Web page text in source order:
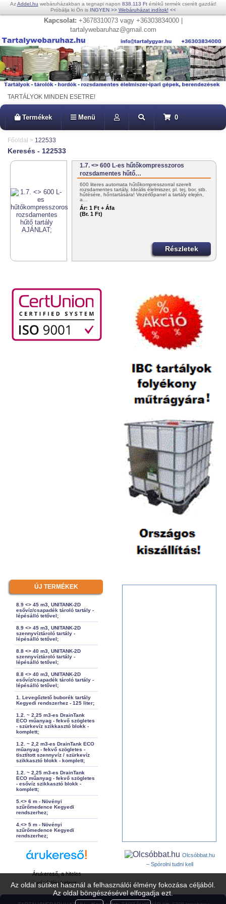
Az oldal sütiket használ a felhasználói élmény fokozása céljából.
Az oldal böngészésével elfogadja ezt.
AzAddel.hu webáruházakban a tegnapi napon 838.113 Ftértékű termék cserélt gazdát!
Próbálja ki Ön is INGYEN >> Webáruházat indítok! <<
Kapcsolat: +3678310073 vagy +36303834000 |
tartalywebaruhaz@gmail.com
TARTÁLYOK MINDEN ESETRE!
Termékek Menü 0
Főoldal > 122533
Keresés - 122533
1.7. <> 600 L-es hűtőkompresszoros
rozsdamentes hűtő…
600 literes automata hűtőkompresszorral szerelt
rozsdamentes tartály. Ideális élelmiszer, pl. tej, bor, stb.
hűtésére, hőntartására! Vezérlőpanel a tartály elején,
a…
Ár: 1 Ft + Áfa
(Br. 1 Ft)
Részletek
ÚJ TERMÉKEK
8.9 <> 45 m3, UNITANK-2D
esővíz/csapadék tároló tartály -
lépésálló tetővel;
8.9 <> 45 m3, UNITANK-2D
szennyvíztároló tartály -
lépésálló tetővel;
8.8 <> 40 m3, UNITANK-2D
szennyvíztároló tartály -
lépésálló tetővel;
8.8 <> 40 m3, UNITANK-2D
esővíz/csapadék tároló tartály -
lépésálló tetővel;
1. Levegőztető buborék tartály
Kegyedi rendszerhez - 125 liter;
1.2. ~ 2,25 m3-es DrainTank
ECO műanyag - fekvő szögletes
- szürkevíz szikkasztó blokk -
komplett;
1.2. ~ 2,2 m3-es DrainTank ECO
műanyag - fekvő szögletes -
tisztított szennyvíz / szürkevíz
szikkasztó blokk - komplett;
1.2. ~ 2,25 m3-es DrainTank
ECO műanyag - fekvő szögletes
- esővíz szikkasztó blokk -
komplett;
5.<> 6 m - Növényi
szűrőmedence Kegyedi
rendszerhez;
4.<> 5 m - Növényi
szűrőmedence Kegyedi
rendszerhez;
Árukereső, a hiteles
vásárlási kalauz
Olcsóbbat.hu
– Spórolni tudni kell